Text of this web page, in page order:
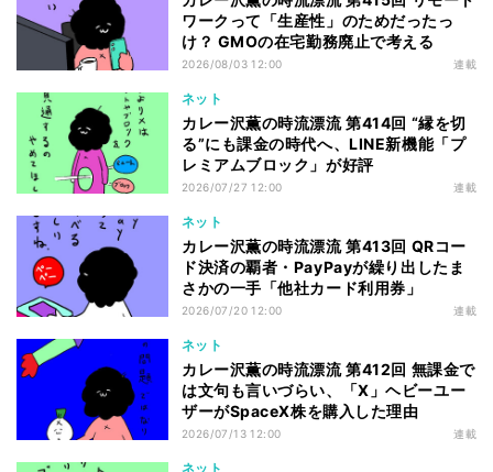
ワークって「生産性」のためだったっ
け？ GMOの在宅勤務廃止で考える
2026/08/03 12:00 連載
ネット
カレー沢薫の時流漂流 第414回 “縁を切
る”にも課金の時代へ、LINE新機能「プ
レミアムブロック」が好評
2026/07/27 12:00 連載
ネット
カレー沢薫の時流漂流 第413回 QRコー
ド決済の覇者・PayPayが繰り出したま
さかの一手「他社カード利用券」
2026/07/20 12:00 連載
ネット
カレー沢薫の時流漂流 第412回 無課金で
は文句も言いづらい、「X」ヘビーユー
ザーがSpaceX株を購入した理由
2026/07/13 12:00 連載
ネット